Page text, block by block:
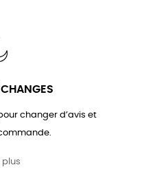
changer d’avis et
plus